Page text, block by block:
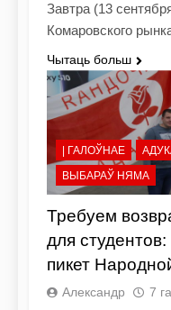
Завтра (13
Комаровского
Чытаць больш
| ГАЛОЎНАЕ
ВЫБАРАЎ НЯМА
Требуем
для
пикет
Александр 7